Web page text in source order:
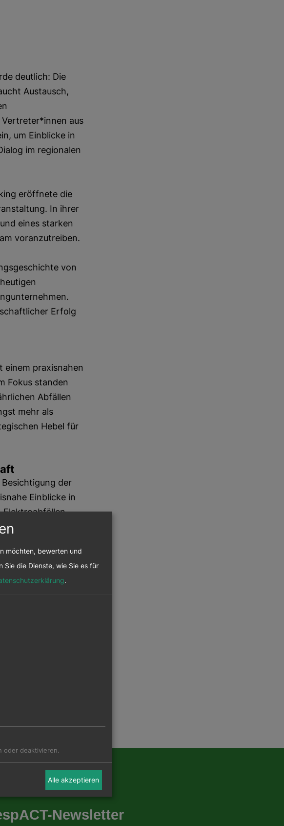
deutlich: Die
Austausch,
aus
um Einblicke in
im regionalen
eröffnete die
In ihrer
eines starken
voranzutreiben.
von
Erfolg
einem praxisnahen
Fokus standen
Abfällen
mehr als
Hebel für
der
Einblicke in
Elektroabfällen,
technologische
Rohstoffe
im Mittelpunkt
die Möglichkeit,
Erfahrungen zu
möchten, bewerten und
Sie die Dienste, wie Sie es für
.
oder deaktivieren.
Alle akzeptieren